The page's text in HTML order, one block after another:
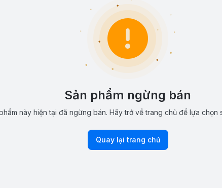
Sản phẩm ngừng bán
này hiện tại đã ngừng bán. Hãy trở về trang chủ để lựa chọn
Quay lại trang chủ